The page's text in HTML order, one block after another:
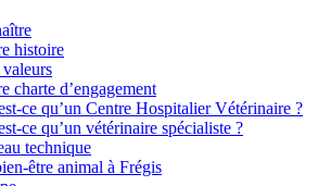
histoire
charte d’engagement
ce qu’un Centre Hospitalier Vétérinaire ?
ce qu’un vétérinaire spécialiste ?
technique
être animal à Frégis